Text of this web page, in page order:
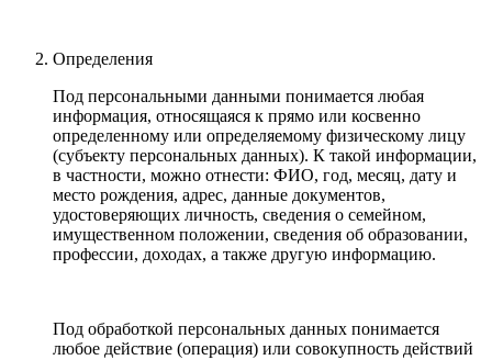
Определения
Под персональными данными понимается любая
информация, относящаяся к прямо или косвенно
определенному или определяемому физическому лицу
(субъекту персональных данных). К такой информации,
в частности, можно отнести: ФИО, год, месяц, дату и
место рождения, адрес, данные документов,
удостоверяющих личность, сведения о семейном,
имущественном положении, сведения об образовании,
профессии, доходах, а также другую информацию.
Под обработкой персональных данных понимается
любое действие (операция) или совокупность действий